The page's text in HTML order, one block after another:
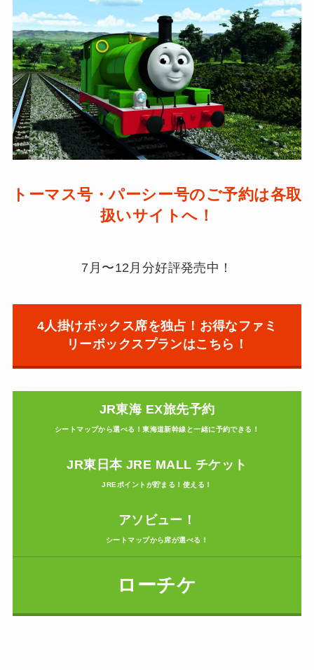
トーマス号・パーシー号のご予約は各取
扱いサイトへ！
7月〜12月分好評発売中！
4人掛けボックス席を独占！お得なファミ
リーボックスプランはこちら！
JR東海 EX旅先予約
シートマップから選べる！東海道新幹線と一緒に予約できる！
JR東日本 JRE MALL チケット
JREポイントが貯まる！使える！
アソビュー！
シートマップから席が選べる！
ローチケ